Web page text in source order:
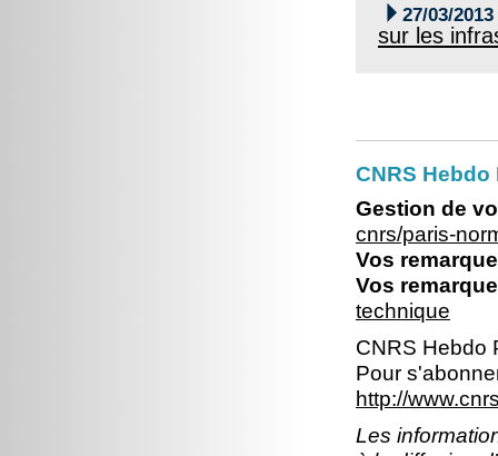
 27/03/2013
sur les
CNRS
Gestion de
cnrs/paris-
Vos
Vos
technique
CNRS Hebdo
Pour
http://
Les